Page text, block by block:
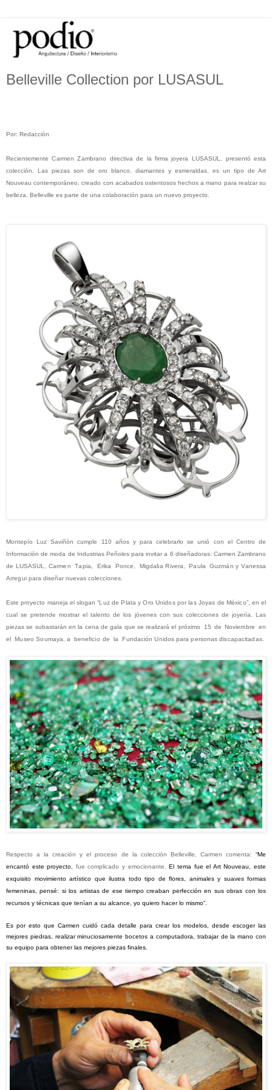
Belleville Collection por LUSASUL
Por: Redacción
RecientementeCarmenZambrano directiva de la firma joyera L USASUL, presentó esta
colección. Las piezas son de oro blanco, diamantes y esmeraldas, es un tipo de Art
Nouveau contemporáneo, creado con acabados ostentosos hechos a mano para realzar su
belleza. Belleville es parte de una colaboración para un nuevo proyecto.
Montepío Luz Saviñón cumple 110 años y para celebrarlo se unió con el Centro de
Información de moda de Industrias Peñoles para invitar a 6 diseñadoras: Carmen Zambrano
de LUSASUL, Carmen Tapia Erika Ponce MigdaliaRivera Paula Guzmán y Vanessa
Arregui para diseñar nuevas colecciones.
Este proyecto maneja el slogan“Luz dePlata yOro Unidos porlas Joyas deMéxico”, en el
cual se pretende mostrar el talento de los jóvenes con sus colecciones de joyería. Las
piezas se subastarán en la cena de gala que se realizará el próximo 15 de Noviembre
en
el Museo Soumaya ,a beneficio de la FundaciónUnidosparapersonasdiscapacitadas.
Respecto a la creación y el proceso de la colección Belleville, Carmen comenta:“Me
encantó este proyecto, fue complicado y emocionante.
El tema fue el Art Nouveau, este
exquisito movimiento artístico que ilustra todo tipo de flores, animales y suaves formas
femeninas, pensé: si los artistas de ese tiempo creaban perfección en sus obras con los
recursos y técnicas que tenían a su alcance, yo quiero hacer lo mismo”.
Es por esto que Carmen cuidó cada detalle para crear los modelos, desde escoger las
mejores piedras, realizar minuciosamente bocetos a computadora, trabajar de la mano con
su equipo para obtener las mejores piezas finales.